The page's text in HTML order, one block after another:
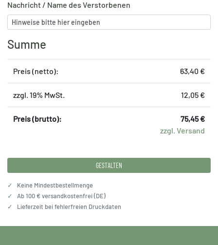
Nachricht / Name des Verstorbenen
Summe
Preis (netto): 63,40 €
zzgl. 19% MwSt. 12,05 €
Preis (brutto):
75,45 €
zzgl. Versand
GESTALTEN
✓
Keine Mindestbestellmenge
✓
Ab 100 € versandkostenfrei (DE)
✓
Lieferzeit bei fehlerfreien Druckdaten